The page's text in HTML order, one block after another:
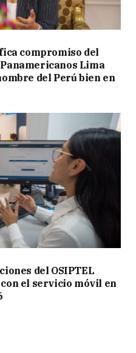
compromiso del
Lima
del Perú bien en
del OSIPTEL
el servicio móvil en